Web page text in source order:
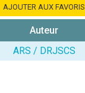
AJOUTER AUX FAVORIS
Auteur
ARS / DRJSCS